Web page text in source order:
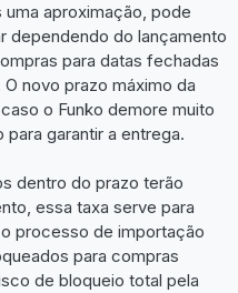
uma aproximação, pode
dependendo do lançamento
para datas fechadas
novo prazo máximo da
o Funko demore muito
garantir a entrega.
dentro do prazo terão
essa taxa serve para
processo de importação
para compras
de bloqueio total pela